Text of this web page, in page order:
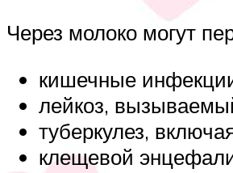
Через молоко могут
кишечные
лейкоз,
туберкулез,
клещевой